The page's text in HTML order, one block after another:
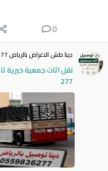
0
دينا طش الاغراض بالرياض 0559836277
277